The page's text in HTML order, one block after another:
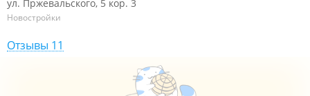
ул. Пржевальского, 5 кор. 3
Новостройки
Отзывы 11